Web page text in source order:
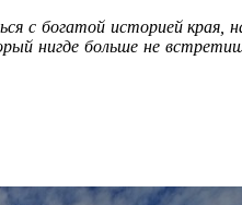
с богатой историей края,
нигде больше не